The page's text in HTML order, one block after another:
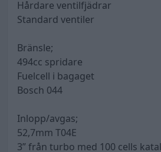
Hårdare ventilfjädrar
Standard ventiler
Bränsle;
494cc spridare
Fuelcell i bagaget
Bosch 044
Inlopp/avgas;
52,7mm T04E
3” från turbo med 100 cells